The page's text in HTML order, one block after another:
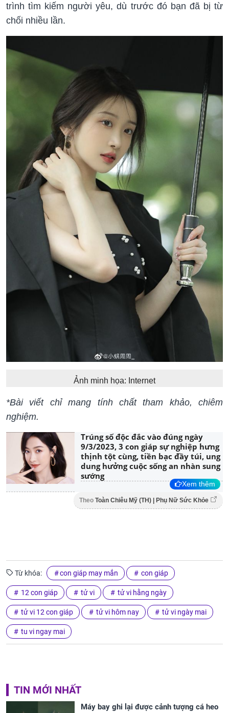
trình tìm kiếm người yêu, dù trước đó bạn đã bị từ
chối nhiều lần.
Ảnh minh họa: Internet
*Bài viết chỉ mang tính chất tham khảo, chiêm
nghiệm.
Trúng số độc đắc vào đúng ngày
9/3/2023, 3 con giáp sự nghiệp hưng
thịnh tột cùng, tiền bạc đầy túi, ung
dung hưởng cuộc sống an nhàn sung
sướng
Xem thêm
Theo Toàn Chiêu Mỹ (TH) | Phụ Nữ Sức Khỏe
Từ khóa: con giáp may mắn con giáp
12 con giáp tử vi tử vi hằng ngày
tử vi 12 con giáp tử vi hôm nay tử vi ngày mai
tu vi ngay mai
TIN MỚI NHẤT
Máy bay ghi lại được cảnh tượng cá heo